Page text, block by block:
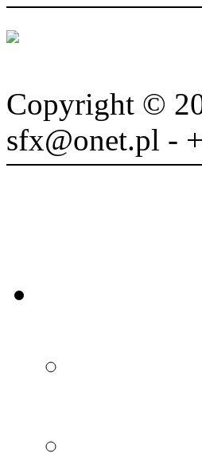
Copyright ©
sfx@onet.pl -